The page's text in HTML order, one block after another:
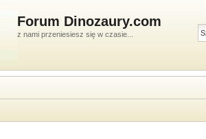
Forum Dinozaury.com
z nami przeniesiesz się w czasie...